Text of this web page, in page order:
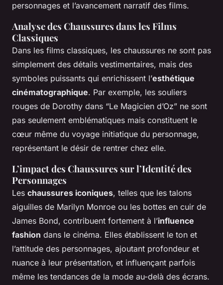
personnages et l’avancement narratif des films.
Analyse des Chaussures dans les Films
Classiques
Dans les films classiques, les chaussures ne sont pas
simplement des détails vestimentaires, mais des
symboles puissants qui enrichissent l’esthétique
cinématographique. Par exemple, les souliers
rouges de Dorothy dans “Le Magicien d’Oz” ne sont
pas seulement emblématiques mais constituent le
cœur même du voyage initiatique du personnage,
représentant le désir de rentrer chez elle.
L’impact des Chaussures sur l’Identité des
Personnages
Les chaussures iconiques, telles que les talons
aiguilles de Marilyn Monroe ou les bottes en cuir de
James Bond, contribuent fortement à l’influence
fashion dans le cinéma. Elles établissent le ton et
l’attitude des personnages, ajoutant profondeur et
nuance à leur présentation, et influençant parfois
même les tendances de la mode au-delà des écrans.